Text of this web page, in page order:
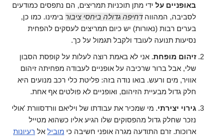
באופניים על ידי מתן תוכניות תמריצים, הם נתפסים כמודעים
לסביבה, המהווהדחיפה גדולה ביחסי ציבור בימינו. כמו כן,
בערים רבות (נאורות) יש כיום תמריצים לעסקים להפחית
נסיעות תנועה לעובד ולקבל תגמול על כך.
זיהום מופחת. אני לא באמת רוצה לעלות על קופסת הסבון
שלי, אבל ברור שרכיבה על אופניים לעבודה מפחיתה זיהום
אוויר, מים ורעש. בואו נודה בזה: פליטת כלי רכב מנועים היא
חלק גדול מבעיית הזיהום, ואופניים לא פולטים אף אחת.
גירוי יצירתי. מי שמכיר את עבודתו של ויליאם וורדסוורת 'אולי
נזכר שחלק גדול מהפסוקים שלו הגיע אליו כשהוא מטייל
ארוכות. זרם התודעה מגרה אופני חשיבה כי מוביל אל רעיונות